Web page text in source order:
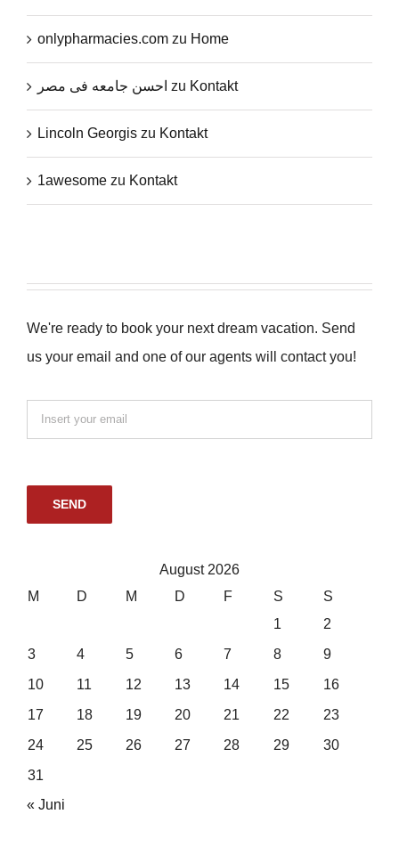
onlypharmacies.com zu Home
احسن جامعه فى مصر zu Kontakt
Lincoln Georgis zu Kontakt
1awesome zu Kontakt
We're ready to book your next dream vacation. Send
us your email and one of our agents will contact you!
August 2026
M
D M D F S
S
1
2
3
4 5 6 7 8
9
10
11 12 13 14 15
16
17
18 19 20 21 22
23
24
25 26 27 28 29
30
31
« Juni